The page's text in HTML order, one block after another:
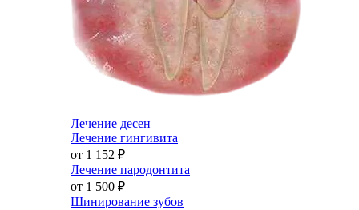
Лечение десен
Лечение гингивита
от 1 152 ₽
Лечение пародонтита
от 1 500 ₽
Шинирование зубов